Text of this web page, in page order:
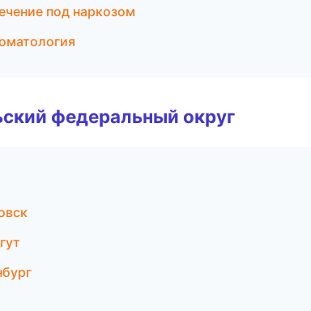
под наркозом
федеральный округ